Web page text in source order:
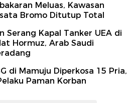
Meluas, Kawasan
Bromo Ditutup Total
Serang Kapal Tanker UEA di
Hormuz, Arab Saudi
di Mamuju Diperkosa 15 Pria,
Paman Korban